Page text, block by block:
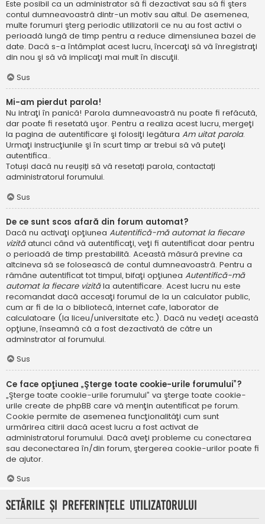
Este posibil ca un administrator să fi dezactivat sau să fi şters
contul dumneavoastră dintr-un motiv sau altul. De asemenea,
multe forumuri şterg periodic utilizatorii ce nu au fost activi o
perioadă lungă de timp pentru a reduce dimensiunea bazei de
date. Dacă s-a întâmplat acest lucru, încercaţi să vă înregistraţi
din nou şi să vă implicaţi mai mult în discuţii.
Sus
Mi-am pierdut parola!
Nu intraţi în panică! Parola dumneavoastră nu poate fi refăcută,
dar poate fi resetată uşor. Pentru a realiza acest lucru, mergeţi
la pagina de autentificare şi folosiţi legătura Am uitat parola.
Urmaţi instrucţiunile şi în scurt timp ar trebui să vă puteţi
autentifica..
Totuși dacă nu reușiți să vă resetați parola, contactați
administratorul forumului.
Sus
De ce sunt scos afară din forum automat?
Dacă nu activaţi opţiunea Autentifică-mă automat la fiecare
vizităatunci când vă autentificaţi, veţi fi autentificat doar pentru
o perioadă de timp prestabilită. Această măsură previne ca
altcineva să se folosească de contul dumneavoastră. Pentru a
rămâne autentificat tot timpul, bifaţi opţiunea Autentifică-mă
automat la fiecare vizităla autentificare. Acest lucru nu este
recomandat dacă accesaţi forumul de la un calculator public,
cum ar fi de la o bibliotecă, internet cafe, laborator de
calculatoare (la liceu/universitate etc.). Dacă nu vedeţi această
opţiune, înseamnă că a fost dezactivată de către un
adminstrator al forumului.
Sus
Ce face opţiunea „Şterge toate cookie-urile forumului”?
„Şterge toate cookie-urile forumului” va şterge toate cookie-
urile create de phpBB care vă menţin autentificat pe forum.
Cookie permite de asemenea funcţionalităţi cum sunt
urmărirea citirii dacă acest lucru a fost activat de
administratorul forumului. Dacă aveţi probleme cu conectarea
sau deconectarea în/din forum, ştergerea cookie-urilor poate fi
de ajutor.
Sus
Setările şi preferinţele utilizatorului